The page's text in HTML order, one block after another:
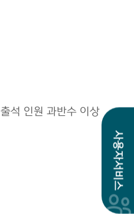
사용자서비스
석 인원 과반수 이상